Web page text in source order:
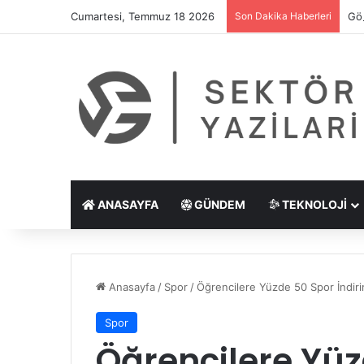
Cumartesi, Temmuz 18 2026 Son Dakika Haberleri
ANASAYFA GÜNDEM TEKNOLOJI
Anasayfa/ Spor/Öğrencilere Yüzde 50 Spor
Spor